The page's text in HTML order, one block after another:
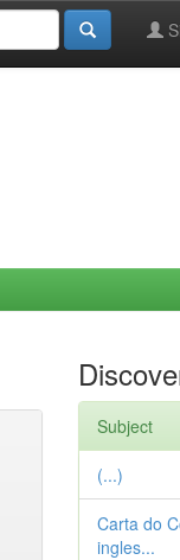
Subject
(...)
Carta do
ingles...